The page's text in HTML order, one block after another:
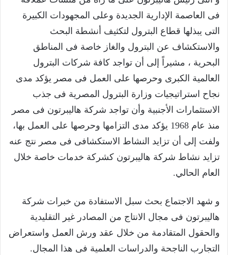
فى العاصمة الإدارية الجديدة وعلى المجهودات الكبيرة
التى يبذلها قطاع البترول لتكثيف أنشطة البحث
والاستكشاف عن البترول والغاز خاصة فى المناطق
البحرية ، مشيراً إلى أن تواجد كافة شركات البترول
العالمية الكبرى وحرصها على العمل فى مصر يؤكد مدى
نجاح استراتيجيات وزارة البترول المصرية فى جذب
الاستثمارات الأجنبية وأن تواجد شركة هاليبرتون فى مصر
منذ عام 1968 يؤكد مدى التزامها وحرصها على العمل بها،
ولفت إلى أن تزايد النشاط الاستكشافى فى مصر نتج عنه
تزايد نشاط شركة هاليبرتون كشركة خدمات خاصة خلال
العام الحالي.
و شهد الاجتماع بحث سبل الاستفادة من خبرات شركة
هاليبرتون فى مجال الانتاج من المصادر غير التقليدية
والحقول المتقادمة من خلال عقد ورش العمل واستعراض
التجارب الناجحة والدراسات العلمية فى هذا المجال.